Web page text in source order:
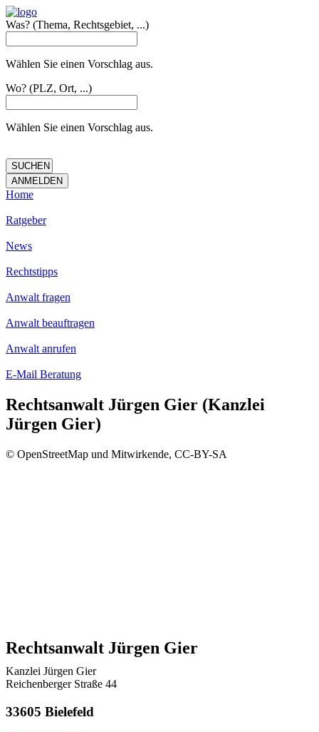
Was? (Thema, Rechtsgebiet, ...)
Wählen Sie einen Vorschlag aus.
Wo? (PLZ, Ort, ...)
Wählen Sie einen Vorschlag aus.
Home
Ratgeber
News
Rechtstipps
Anwalt fragen
Anwalt beauftragen
Anwalt anrufen
E-Mail Beratung
Rechtsanwalt Jürgen Gier (Kanzlei
Jürgen Gier)
© OpenStreetMap und Mitwirkende, CC-BY-SA
Rechtsanwalt Jürgen Gier
Kanzlei Jürgen Gier
Reichenberger Straße 44
33605 Bielefeld